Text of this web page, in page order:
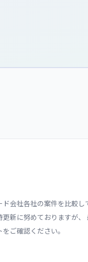
会社各社の案件を比較し
新に努めておりますが、
ご確認ください。